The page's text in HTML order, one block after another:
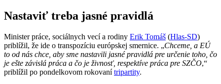
Nastaviť treba jasné pravidlá
Minister práce, sociálnych vecí a rodiny Erik Tomáš (Hlas-SD)
priblížil, že ide o transpozíciu európskej smernice. „Chceme, a EÚ
to od nás chce, aby sme nastavili jasné pravidlá pre určenie toho, čo
je ešte závislá práca a čo je živnosť, respektíve práca pre SZČO,“
priblížil po pondelkovom rokovanítripartity.